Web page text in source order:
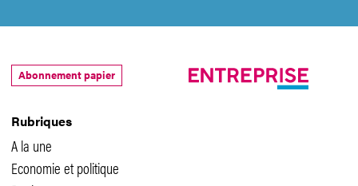
Rubriques
A la une
Economie et politique
Abonnement papier